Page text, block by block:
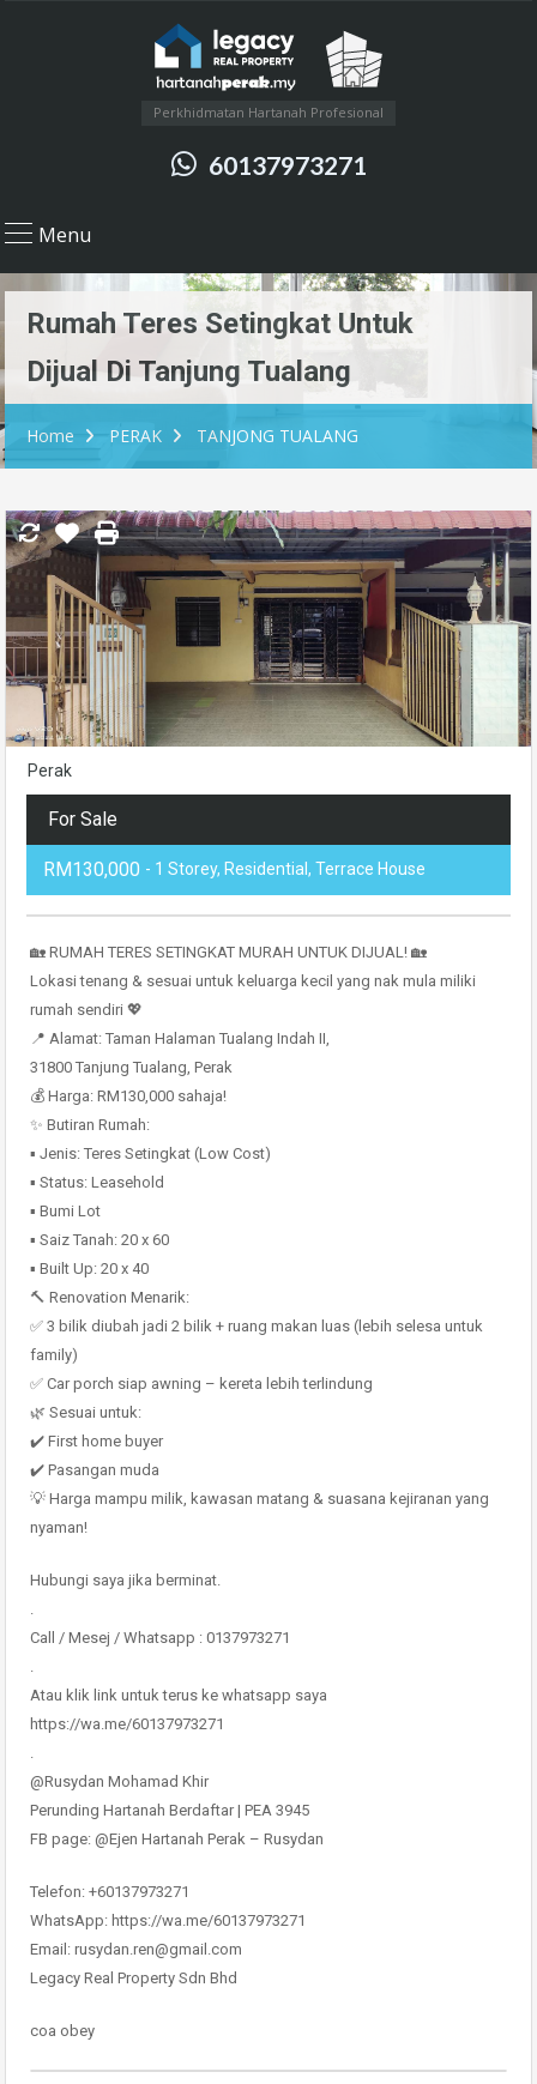
Perkhidmatan Hartanah Profesional
60137973271
Menu
Rumah Teres Setingkat Untuk
Dijual Di Tanjung Tualang
Home PERAK TANJONG TUALANG
Perak
For Sale
RM130,000 - 1 Storey, Residential, Terrace House
🏡 RUMAH TERES SETINGKAT MURAH UNTUK DIJUAL! 🏡
Lokasi tenang & sesuai untuk keluarga kecil yang nak mula miliki
rumah sendiri 💖
📍 Alamat: Taman Halaman Tualang Indah II,
31800 Tanjung Tualang, Perak
💰 Harga: RM130,000 sahaja!
✨ Butiran Rumah:
▪️ Jenis: Teres Setingkat (Low Cost)
▪️ Status: Leasehold
▪️ Bumi Lot
▪️ Saiz Tanah: 20 x 60
▪️ Built Up: 20 x 40
🔨 Renovation Menarik:
✅ 3 bilik diubah jadi 2 bilik + ruang makan luas (lebih selesa untuk
family)
✅ Car porch siap awning – kereta lebih terlindung
🌿 Sesuai untuk:
✔️ First home buyer
✔️ Pasangan muda
💡 Harga mampu milik, kawasan matang & suasana kejiranan yang
nyaman!
Hubungi saya jika berminat.
.
Call / Mesej / Whatsapp : 0137973271
.
Atau klik link untuk terus ke whatsapp saya
https://wa.me/60137973271
.
@Rusydan Mohamad Khir
Perunding Hartanah Berdaftar | PEA 3945
FB page: @Ejen Hartanah Perak – Rusydan
Telefon: +60137973271
WhatsApp: https://wa.me/60137973271
Email: rusydan.ren@gmail.com
Legacy Real Property Sdn Bhd
coa obey